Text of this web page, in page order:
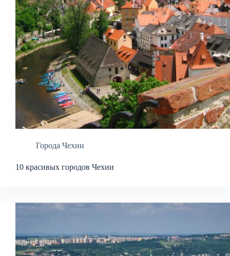
Города Чехии
10 красивых городов Чехии